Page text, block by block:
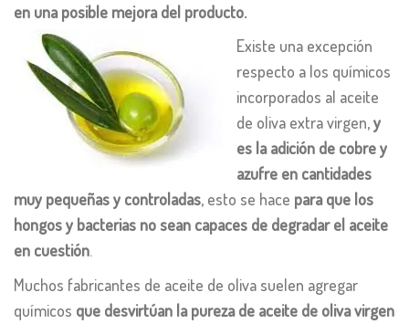
en una posible mejora del producto.
Existe una excepción
respecto a los químicos
incorporados al aceite
de oliva extra virgen,y
es la adición de cobre y
azufre en cantidades
muy pequeñas y controladas, esto se hace para que los
hongos y bacterias no sean capaces de degradar el aceite
en cuestión.
Muchos fabricantes de aceite de oliva suelen agregar
químicos que desvirtúan la pureza de aceite de oliva virgen